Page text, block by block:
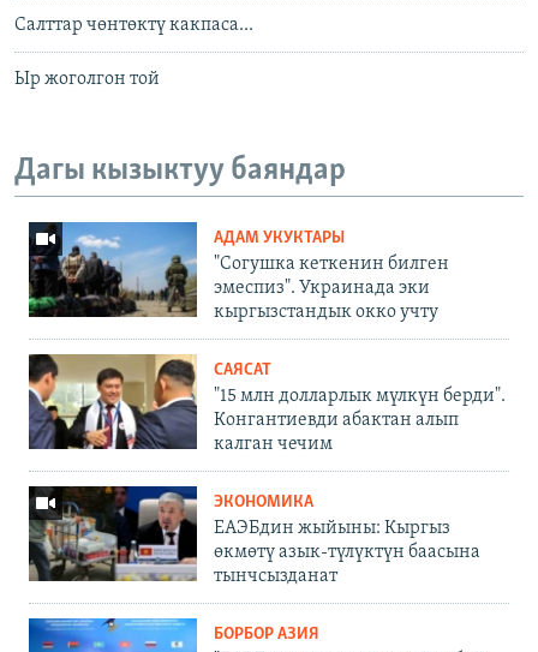
Салттар чөнтөктү какпаса...
Ыр жоголгон той
Дагы кызыктуу баяндар
АДАМ УКУКТАРЫ
"Согушка кеткенин билген
эмеспиз". Украинада эки
кыргызстандык окко учту
САЯСАТ
"15 млн долларлык мүлкүн берди".
Конгантиевди абактан алып
калган чечим
ЭКОНОМИКА
ЕАЭБдин жыйыны: Кыргыз
өкмөтү азык-түлүктүн баасына
тынчсызданат
БОРБОР АЗИЯ